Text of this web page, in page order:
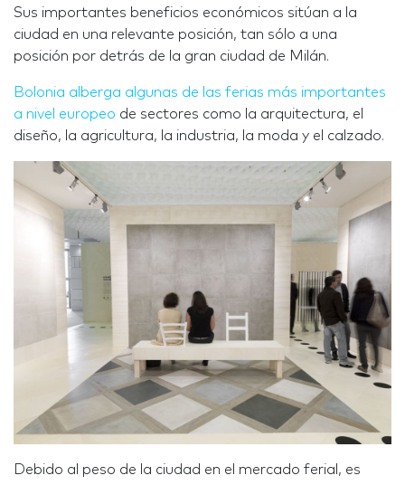
Sus importantes beneficios económicos sitúan a la
ciudad en una relevante posición, tan sólo a una
posición por detrás de la gran ciudad de Milán.
Bolonia alberga algunas de las ferias más importantes
a nivel europeo de sectores como la arquitectura, el
diseño, la agricultura, la industria, la moda y el calzado.
Debido al peso de la ciudad en el mercado ferial, es